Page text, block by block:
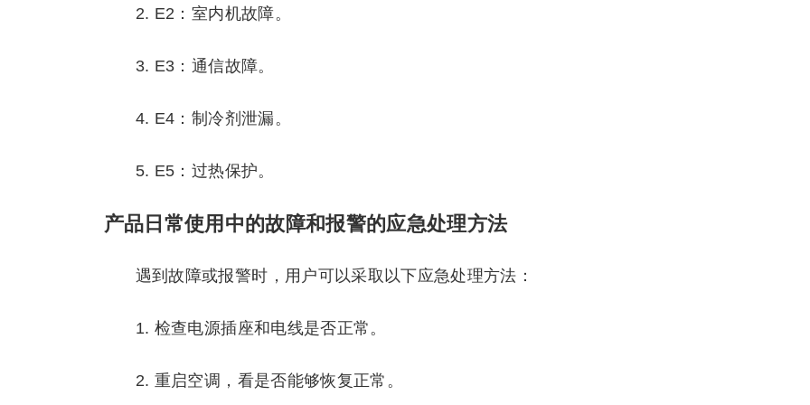
2. E2：室内机故障。
3. E3：通信故障。
4. E4：制冷剂泄漏。
5. E5：过热保护。
产品日常使用中的故障和报警的应急处理方法
遇到故障或报警时，用户可以采取以下应急处理方法：
1. 检查电源插座和电线是否正常。
2. 重启空调，看是否能够恢复正常。